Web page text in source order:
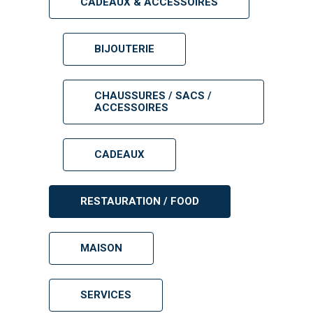
BIJOUTERIE
CHAUSSURES / SACS /
ACCESSOIRES
CADEAUX
RESTAURATION / FOOD
MAISON
SERVICES